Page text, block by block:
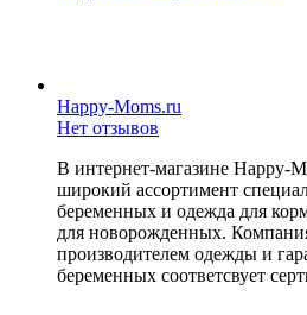
Happy-Moms.ru
Нет отзывов
В интернет-магазине Happy-
широкий ассортимент
беременных и одежда для
для новорожденных.
производителем одежды и
беременных соответсвует